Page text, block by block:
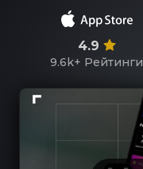
4.9
9.6k+ Рейтинги